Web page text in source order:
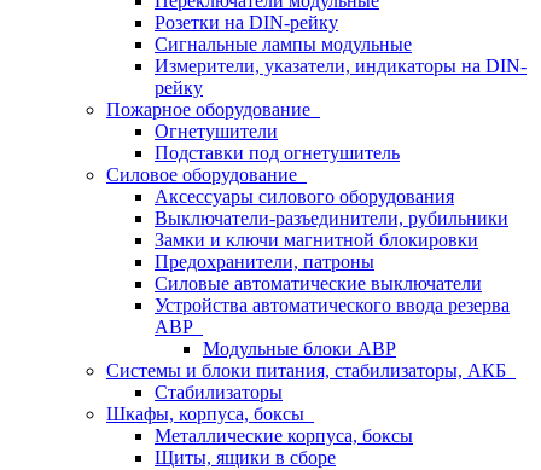
Розетки на DIN-рейку
Сигнальные лампы модульные
Измерители, указатели, индикаторы на DIN-
рейку
Пожарное оборудование
Огнетушители
Подставки под огнетушитель
Силовое оборудование
Аксессуары силового оборудования
Выключатели-разъединители, рубильники
Замки и ключи магнитной блокировки
Предохранители, патроны
Силовые автоматические выключатели
Устройства автоматического ввода резерва
АВР
Модульные блоки АВР
Системы и блоки питания, стабилизаторы, АКБ
Стабилизаторы
Шкафы, корпуса, боксы
Металлические корпуса, боксы
Щиты, ящики в сборе